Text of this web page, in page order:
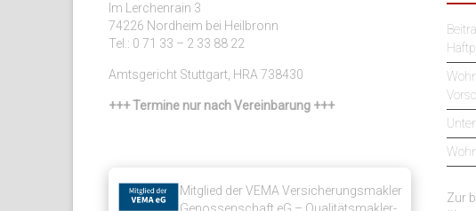
Im Lerchenrain 3
74226 Nordheim bei Heilbronn
Tel.: 0 71 33 – 2 33 88 22
Amtsgericht Stuttgart, HRA 738430
+++ Termine nur nach Vereinbarung +++
Mitglied der VEMA Versicherungsmakler
Zur